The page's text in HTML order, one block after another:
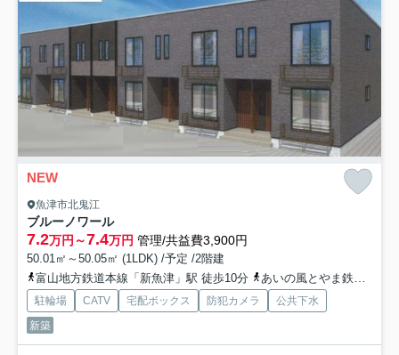
NEW
魚津市北鬼江
ブルーノワール
7.2万円～7.4万円 管理/共益費3,900円
50.01㎡～50.05㎡ (1LDK) /予定 /2階建
富山地方鉄道本線「新魚津」駅 徒歩10分
あいの風とやま鉄道「魚津」駅 徒歩13分
駐輪場 CATV 宅配ボックス 防犯カメラ
公共下水
新築